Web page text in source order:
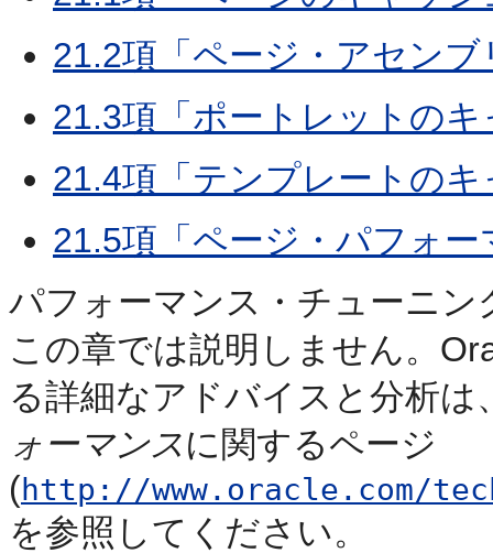
21.2項「ページ・アセン
21.3項「ポートレットの
21.4項「テンプレートの
21.5項「ページ・パフォ
パフォーマンス・チューニ
この章では説明しません。
る詳細なアドバイスと分析は
ォーマンスに関するページ
(http://www.oracle.com/
を参照してください。